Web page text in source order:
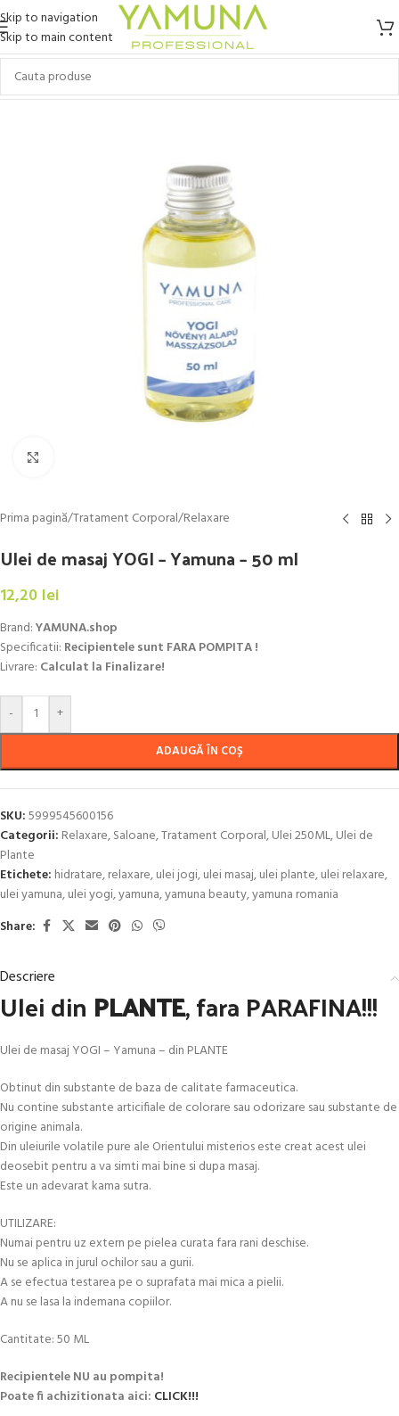
Skip to navigation
Skip to main content
Prima pagină/Tratament Corporal/Relaxare
Ulei de masaj YOGI – Yamuna – 50 ml
12,20 lei
Brand:YAMUNA.shop
Specificatii: Recipientele sunt FARA POMPITA !
Livrare: Calculat la Finalizare!
- +
ADAUGĂ ÎN COȘ
SKU:5999545600156
Categorii: Relaxare,Saloane,Tratament Corporal,Ulei 250ML,Ulei de
Plante
Etichete: hidratare,relaxare,ulei jogi,ulei masaj,ulei plante,ulei relaxare,
ulei yamuna,ulei yogi,yamuna,yamuna beauty,yamuna romania
Share:
Descriere
Ulei din PLANTE, fara PARAFINA!!!
Ulei de masaj YOGI – Yamuna – din PLANTE
Obtinut din substante de baza de calitate farmaceutica.
Nu contine substante articifiale de colorare sau odorizare sau substante de
origine animala.
Din uleiurile volatile pure ale Orientului misterios este creat acest ulei
deosebit pentru a va simti mai bine si dupa masaj.
Este un adevarat kama sutra.
UTILIZARE:
Numai pentru uz extern pe pielea curata fara rani deschise.
Nu se aplica in jurul ochilor sau a gurii.
A se efectua testarea pe o suprafata mai mica a pielii.
A nu se lasa la indemana copiilor.
Cantitate: 50 ML
Recipientele NU au pompita!
Poate fi achizitionata aici: CLICK!!!